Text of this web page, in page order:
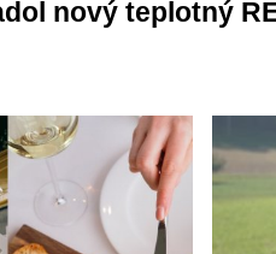
nový teplotný